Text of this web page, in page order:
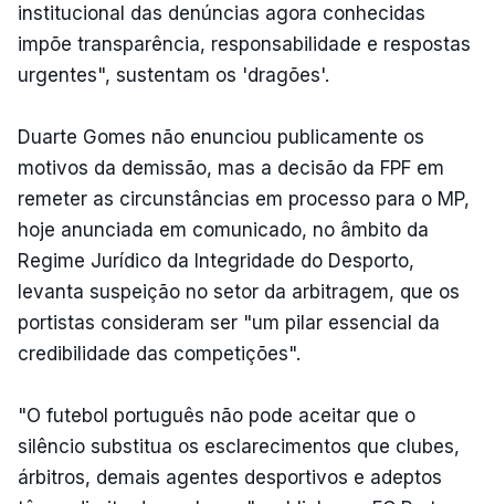
institucional das denúncias agora conhecidas
impõe transparência, responsabilidade e respostas
urgentes", sustentam os 'dragões'.
Duarte Gomes não enunciou publicamente os
motivos da demissão, mas a decisão da FPF em
remeter as circunstâncias em processo para o MP,
hoje anunciada em comunicado, no âmbito da
Regime Jurídico da Integridade do Desporto,
levanta suspeição no setor da arbitragem, que os
portistas consideram ser "um pilar essencial da
credibilidade das competições".
"O futebol português não pode aceitar que o
silêncio substitua os esclarecimentos que clubes,
árbitros, demais agentes desportivos e adeptos